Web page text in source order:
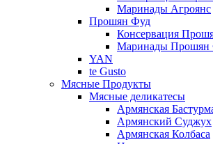
Маринады Агроянс
Прошян Фуд
Консервация
Маринады Прошян
YAN
te Gusto
Мясные Продукты
Мясные деликатесы
Армянская
Армянский Суджух
Армянская Колбаса